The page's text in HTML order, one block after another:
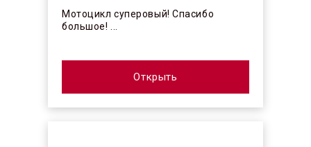
Мотоцикл суперовый! Спасибо
большое! ...
Открыть